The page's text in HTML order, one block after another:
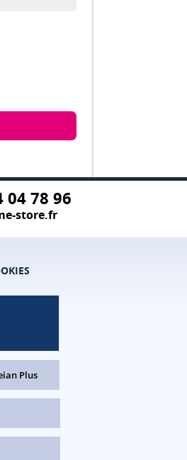
04 78 96
store.fr
Plus